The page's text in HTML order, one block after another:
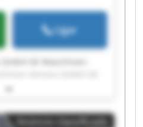
Ligar
SK Maschinen-Service
SK Maschinen-Service
GmbH SK